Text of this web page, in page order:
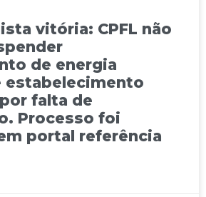
vitória: CPFL não
de energia
estabelecimento
falta de
Processo foi
portal referência